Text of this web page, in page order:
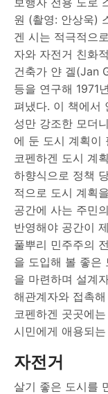
원 (촬영: 안상욱)
겐 시는 적극적으
자와 자전거 친화
건축가 얀 겔(Jan
등을 연구해 1971
펴냈다. 이 책에서
성만 강조한 모더
에 둔 도시 계획이
코펜하겐 도시 계
하향식으로 정책
적으로 도시 계획
공간에 사는 주민
반영해야 공간이
풀뿌리 민주주의
을 도입해 볼 좋은
을 마련하며 설계
해관계자와 접촉
코펜하겐 곳곳에
시민에게 애용되
자전거
살기 좋은 도시를